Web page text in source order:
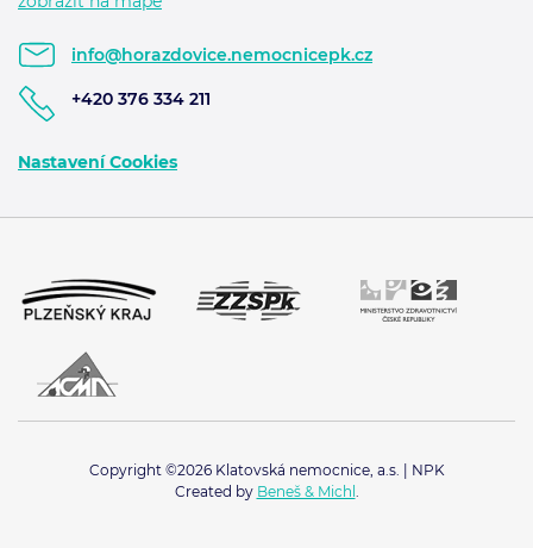
info@horazdovice.nemocnicepk.cz
+420 376 334 211
Nastavení Cookies
Copyright ©2026 Klatovská nemocnice, a.s. | NPK
Created by Beneš & Michl .